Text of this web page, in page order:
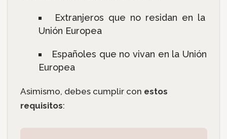
Extranjeros que no residan en la
Unión Europea
Españoles que no vivan en la Unión
Europea
Asimismo, debes cumplir con estos
requisitos: